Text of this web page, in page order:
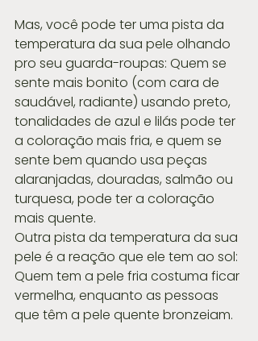
Mas, você pode ter uma pista da
temperatura da sua pele olhando
pro seu guarda-roupas: Quem se
sente mais bonito (com cara de
saudável, radiante) usando preto,
tonalidades de azul e lilás pode ter
a coloração mais fria, e quem se
sente bem quando usa peças
alaranjadas, douradas, salmão ou
turquesa, pode ter a coloração
mais quente.
Outra pista da temperatura da sua
pele é a reação que ele tem ao sol:
Quem tem a pele fria costuma ficar
vermelha, enquanto as pessoas
que têm a pele quente bronzeiam.